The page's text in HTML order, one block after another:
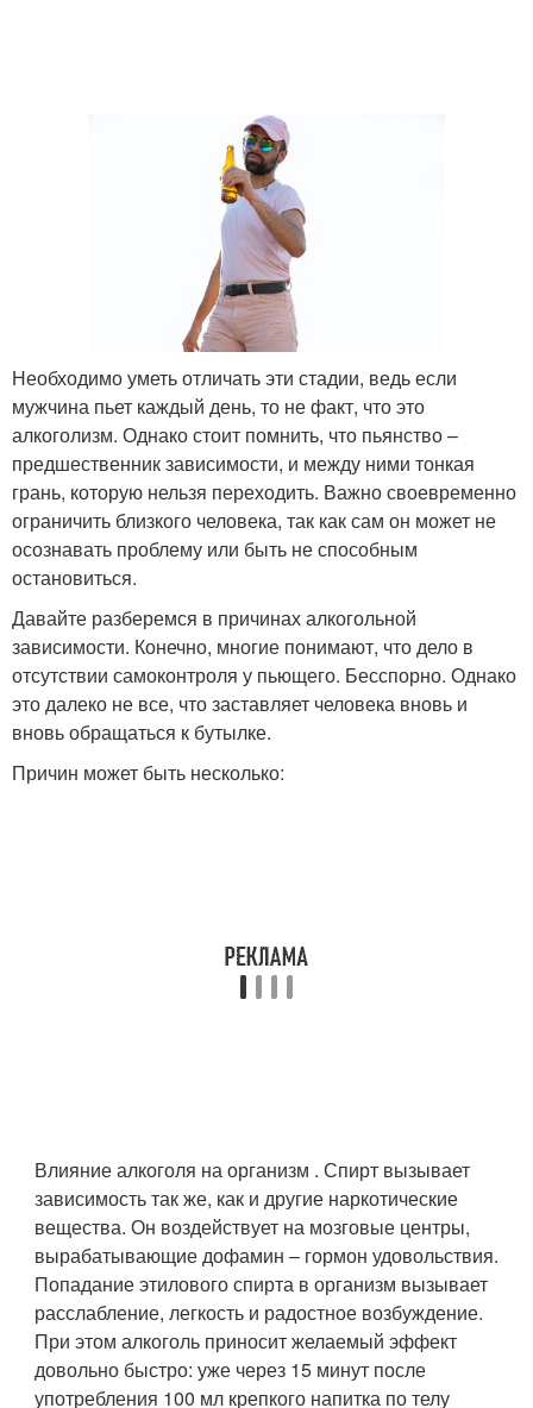
Необходимо уметь отличать эти стадии, ведь если
мужчина пьет каждый день, то не факт, что это
алкоголизм. Однако стоит помнить, что пьянство –
предшественник зависимости, и между ними тонкая
грань, которую нельзя переходить. Важно своевременно
ограничить близкого человека, так как сам он может не
осознавать проблему или быть не способным
остановиться.
Давайте разберемся в причинах алкогольной
зависимости. Конечно, многие понимают, что дело в
отсутствии самоконтроля у пьющего. Бесспорно. Однако
это далеко не все, что заставляет человека вновь и
вновь обращаться к бутылке.
Причин может быть несколько:
Влияние алкоголя на организм . Спирт вызывает
зависимость так же, как и другие наркотические
вещества. Он воздействует на мозговые центры,
вырабатывающие дофамин – гормон удовольствия.
Попадание этилового спирта в организм вызывает
расслабление, легкость и радостное возбуждение.
При этом алкоголь приносит желаемый эффект
довольно быстро: уже через 15 минут после
употребления 100 мл крепкого напитка по телу